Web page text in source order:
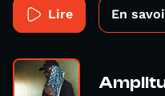
Lire En